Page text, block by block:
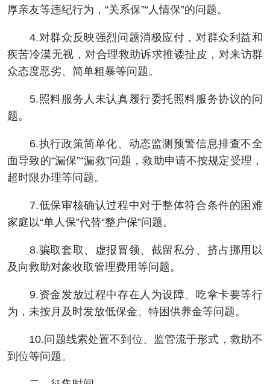
厚亲友等违纪行为，“关系保”“人情保”的问题。
4.对群众反映强烈问题消极应付，对群众利益和
疾苦冷漠无视，对合理救助诉求推诿扯皮，对来访群
众态度恶劣、简单粗暴等问题。
5.照料服务人未认真履行委托照料服务协议的问
题。
6.执行政策简单化、动态监测预警信息排查不全
面导致的“漏保”“漏救”问题，救助申请不按规定受理，
超时限办理等问题。
7.低保审核确认过程中对于整体符合条件的困难
家庭以“单人保”代替“整户保”问题。
8.骗取套取、虚报冒领、截留私分、挤占挪用以
及向救助对象收取管理费用等问题。
9.资金发放过程中存在人为设障、吃拿卡要等行
为，未按月及时发放低保金、特困供养金等问题。
10.问题线索处置不到位、监管流于形式，救助不
到位等问题。